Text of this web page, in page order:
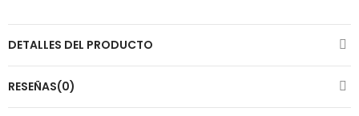
DETALLES DEL PRODUCTO
RESEÑAS(0)